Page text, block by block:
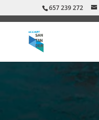
657 239 272